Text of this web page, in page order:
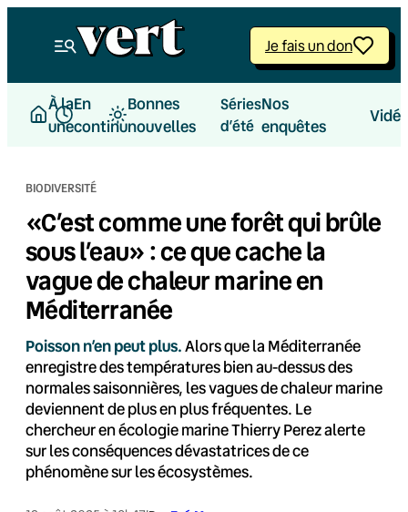
Je fais un don
À la
une
En
continu
Bonnes
nouvelles
Séries
d’été
Nos
enquêtes
BIODIVERSITÉ
«C’est comme une forêt qui brûle
sous l’eau» : ce que cache la
vague de chaleur marine en
Méditerranée
Poisson n’en peut plus.Alors que la Méditerranée
enregistre des températures bien au-dessus des
normales saisonnières, les vagues de chaleur marine
deviennent de plus en plus fréquentes. Le
chercheur en écologie marine Thierry Perez alerte
sur les conséquences dévastatrices de ce
phénomène sur les écosystèmes.